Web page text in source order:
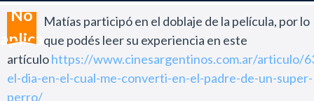
Peor fue el caso de Wonder Woman, quien en aquellos
años tuvo como novio a Merboy, el chico sirena (que
estaba completamente loco), y villanos bizarros como
Egg Fu, un huevo duro gigante.
En esta propuesta de animación Warner tomas esas
No
aplica
Matías participó en el doblaje de la película, por lo
que podés leer su experiencia en este
artículohttps://www.cinesargentinos.com.ar/articulo/
el-dia-en-el-cual-me-converti-en-el-padre-de-un-super-
perro/